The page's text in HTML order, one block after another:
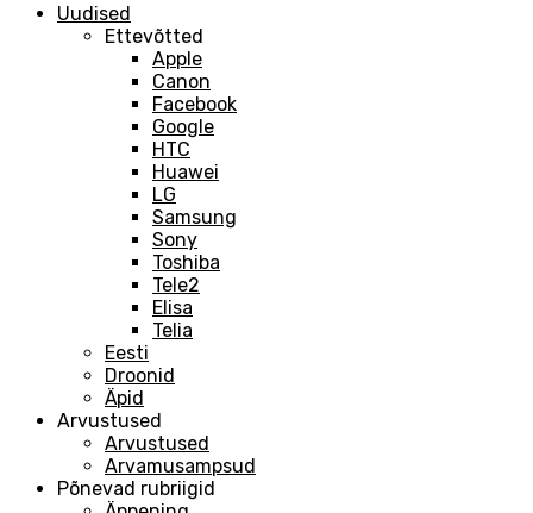
Uudised
Ettevõtted
Apple
Canon
Facebook
Google
HTC
Huawei
LG
Samsung
Sony
Toshiba
Tele2
Elisa
Telia
Eesti
Droonid
Äpid
Arvustused
Arvustused
Arvamusampsud
Põnevad rubriigid